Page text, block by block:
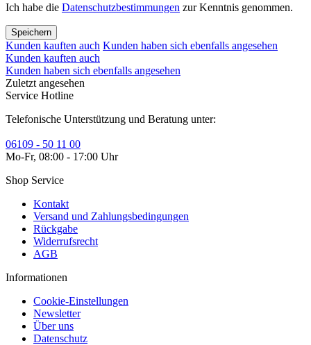
Ich habe die Datenschutzbestimmungen zur Kenntnis genommen.
Speichern
Kunden kauften auch Kunden haben sich ebenfalls angesehen
Kunden kauften auch
Kunden haben sich ebenfalls angesehen
Zuletzt angesehen
Service Hotline
Telefonische Unterstützung und Beratung unter:
06109 - 50 11 00
Mo-Fr, 08:00 - 17:00 Uhr
Shop Service
Kontakt
Versand und Zahlungsbedingungen
Rückgabe
Widerrufsrecht
AGB
Informationen
Cookie-Einstellungen
Newsletter
Über uns
Datenschutz